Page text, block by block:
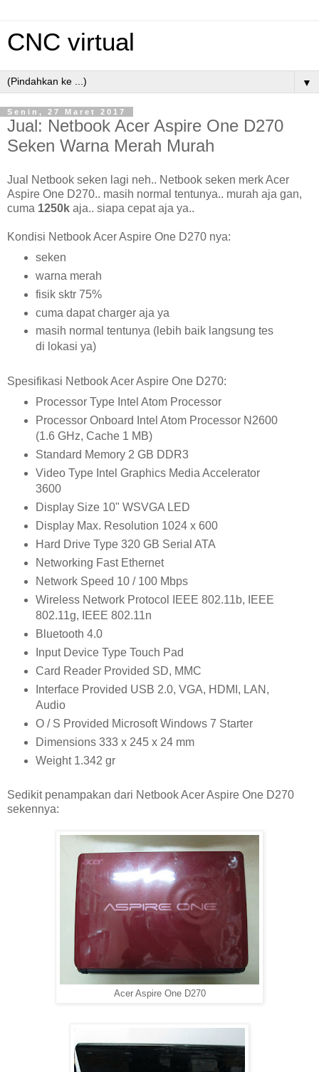
CNC virtual
▼
Senin, 27 Maret 2017
Jual: Netbook Acer Aspire One D270
Seken Warna Merah Murah
Jual Netbook seken lagi neh.. Netbook seken merk Acer
Aspire One D270.. masih normal tentunya.. murah aja gan,
cuma 1250k aja.. siapa cepat aja ya..
Kondisi Netbook Acer Aspire One D270 nya:
seken
warna merah
fisik sktr 75%
cuma dapat charger aja ya
masih normal tentunya (lebih baik langsung tes
di lokasi ya)
Spesifikasi Netbook Acer Aspire One D270:
Processor Type Intel Atom Processor
Processor Onboard Intel Atom Processor N2600
(1.6 GHz, Cache 1 MB)
Standard Memory 2 GB DDR3
Video Type Intel Graphics Media Accelerator
3600
Display Size 10" WSVGA LED
Display Max. Resolution 1024 x 600
Hard Drive Type 320 GB Serial ATA
Networking Fast Ethernet
Network Speed 10 / 100 Mbps
Wireless Network Protocol IEEE 802.11b, IEEE
802.11g, IEEE 802.11n
Bluetooth 4.0
Input Device Type Touch Pad
Card Reader Provided SD, MMC
Interface Provided USB 2.0, VGA, HDMI, LAN,
Audio
O / S Provided Microsoft Windows 7 Starter
Dimensions 333 x 245 x 24 mm
Weight 1.342 gr
Sedikit penampakan dari Netbook Acer Aspire One D270
sekennya:
Acer Aspire One D270